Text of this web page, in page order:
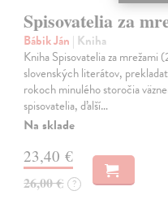
Spisovatelia za
Bábik Ján | Kniha
Kniha Spisovatelia za mrežami
slovenských literátov,
rokoch minulého storočia
spisovatelia, ďalší…
Na sklade
23,40 €
26,00 € ?